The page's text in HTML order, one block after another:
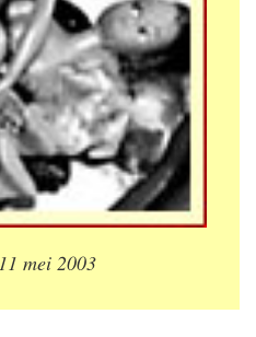
11 mei 2003